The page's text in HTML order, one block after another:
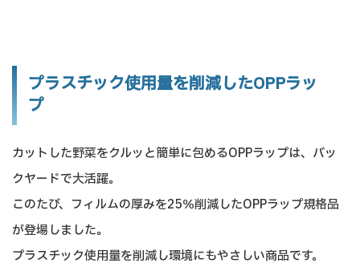
プラスチック使用量を削減したOPPラッ
プ
カットした野菜をクルッと簡単に包めるOPPラップは、バッ
クヤードで大活躍。
このたび、フィルムの厚みを25％削減したOPPラップ規格品
が登場しました。
プラスチック使用量を削減し環境にもやさしい商品です。